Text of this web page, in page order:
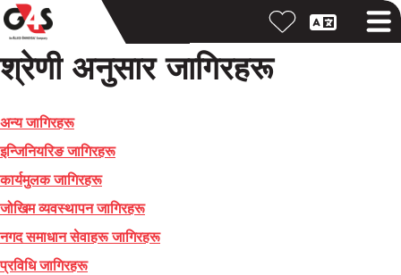
श्रेणी अनुसार जागिरहरू
अन्य जागिरहरू
इन्जिनियरिङ जागिरहरू
कार्यमुलक जागिरहरू
जोखिम व्यवस्थापन जागिरहरू
नगद समाधान सेवाहरू जागिरहरू
प्रविधि जागिरहरू